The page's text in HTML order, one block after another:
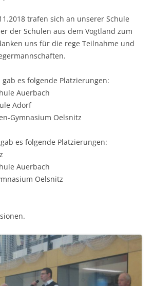
trafen sich an unserer Schule
der Schulen aus dem Vogtland zum
uns für die rege Teilnahme und
gab es folgende Platzierungen:
Auerbach
Adorf
Gymnasium Oelsnitz
es folgende Platzierungen:
Auerbach
Oelsnitz